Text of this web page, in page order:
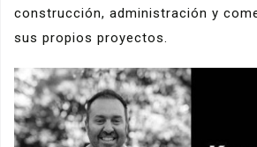
construcción, administración y
sus propios proyectos.